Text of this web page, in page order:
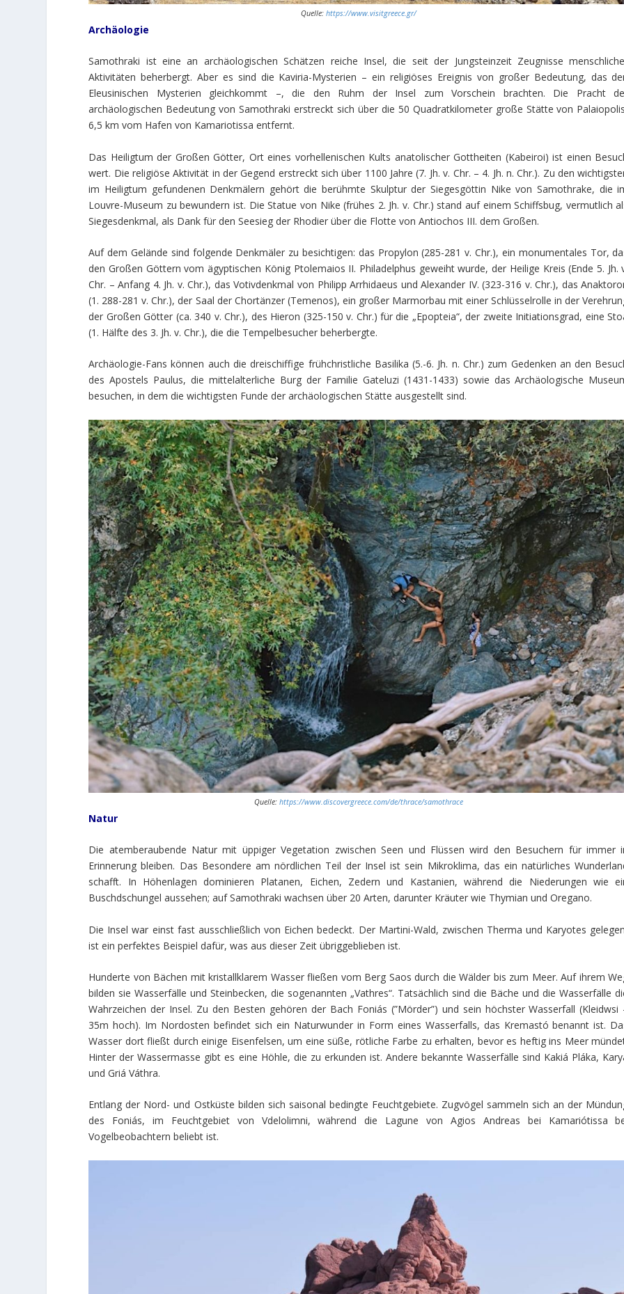
Quelle: https://www.visitgreece.gr/
Archäologie
Samothraki ist eine an archäologischen Schätzen reiche Insel, die seit der Jungsteinzeit Zeugnisse
Aktivitäten beherbergt. Aber es sind die Kaviria-Mysterien – ein religiöses Ereignis von großer Bedeutung, das
Eleusinischen Mysterien gleichkommt –, die den Ruhm der Insel zum Vorschein brachten. Die Pracht
archäologischen Bedeutung von Samothraki erstreckt sich über die 50 Quadratkilometer große Stätte von
6,5 km vom Hafen von Kamariotissa entfernt.
Das Heiligtum der Großen Götter, Ort eines vorhellenischen Kults anatolischer Gottheiten (Kabeiroi) ist einen
wert. Die religiöse Aktivität in der Gegend erstreckt sich über 1100 Jahre (7. Jh. v. Chr. – 4. Jh. n. Chr.). Zu den
im Heiligtum gefundenen Denkmälern gehört die berühmte Skulptur der Siegesgöttin Nike von Samothrake, die
Louvre-Museum zu bewundern ist. Die Statue von Nike (frühes 2. Jh. v. Chr.) stand auf einem Schiffsbug, vermutlich
Siegesdenkmal, als Dank für den Seesieg der Rhodier über die Flotte von Antiochos III. dem Großen.
Auf dem Gelände sind folgende Denkmäler zu besichtigen: das Propylon (285-281 v. Chr.), ein monumentales Tor,
den Großen Göttern vom ägyptischen König Ptolemaios II. Philadelphus geweiht wurde, der Heilige Kreis (Ende 5. Jh.
Chr. – Anfang 4. Jh. v. Chr.), das Votivdenkmal von Philipp Arrhidaeus und Alexander IV. (323-316 v. Chr.), das
(1. 288-281 v. Chr.), der Saal der Chortänzer (Temenos), ein großer Marmorbau mit einer Schlüsselrolle in der
der Großen Götter (ca. 340 v. Chr.), des Hieron (325-150 v. Chr.) für die „Epopteia“, der zweite Initiationsgrad, eine
(1. Hälfte des 3. Jh. v. Chr.), die die Tempelbesucher beherbergte.
Archäologie-Fans können auch die dreischiffige frühchristliche Basilika (5.-6. Jh. n. Chr.) zum Gedenken an den
des Apostels Paulus, die mittelalterliche Burg der Familie Gateluzi (1431-1433) sowie das Archäologische
besuchen, in dem die wichtigsten Funde der archäologischen Stätte ausgestellt sind.
Quelle: https://www.discovergreece.com/de/thrace/samothrace
Natur
Die atemberaubende Natur mit üppiger Vegetation zwischen Seen und Flüssen wird den Besuchern für immer
Erinnerung bleiben. Das Besondere am nördlichen Teil der Insel ist sein Mikroklima, das ein natürliches
schafft. In Höhenlagen dominieren Platanen, Eichen, Zedern und Kastanien, während die Niederungen wie
Buschdschungel aussehen; auf Samothraki wachsen über 20 Arten, darunter Kräuter wie Thymian und Oregano.
Die Insel war einst fast ausschließlich von Eichen bedeckt. Der Martini-Wald, zwischen Therma und Karyotes
ist ein perfektes Beispiel dafür, was aus dieser Zeit übriggeblieben ist.
Hunderte von Bächen mit kristallklarem Wasser fließen vom Berg Saos durch die Wälder bis zum Meer. Auf ihrem
bilden sie Wasserfälle und Steinbecken, die sogenannten „Vathres“. Tatsächlich sind die Bäche und die Wasserfälle
Wahrzeichen der Insel. Zu den Besten gehören der Bach Foniás (”Mörder”) und sein höchster Wasserfall (Kleidwsi
35m hoch). Im Nordosten befindet sich ein Naturwunder in Form eines Wasserfalls, das Kremastó benannt ist.
Wasser dort fließt durch einige Eisenfelsen, um eine süße, rötliche Farbe zu erhalten, bevor es heftig ins Meer
Hinter der Wassermasse gibt es eine Höhle, die zu erkunden ist. Andere bekannte Wasserfälle sind Kakiá Pláka,
und Griá Váthra.
Entlang der Nord- und Ostküste bilden sich saisonal bedingte Feuchtgebiete. Zugvögel sammeln sich an der
des Foniás, im Feuchtgebiet von Vdelolimni, während die Lagune von Agios Andreas bei Kamariótissa
Vogelbeobachtern beliebt ist.